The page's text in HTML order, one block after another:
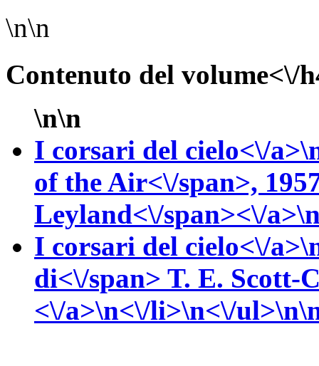
\n\n
Contenuto del volume<\/
\n\n
I corsari del cielo<\/
of the Air<\/span>,
Leyland<\/span><\/
I corsari del cielo<\/
di<\/span> T. E. Scott-
<\/a>\n<\/li>\n<\/